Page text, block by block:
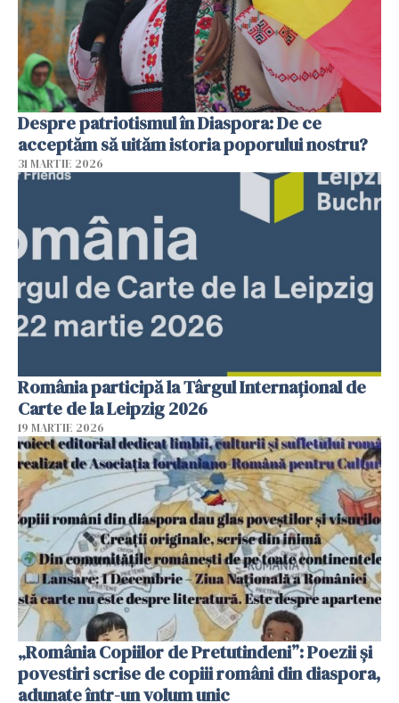
Despre patriotismul în Diaspora: De ce
acceptăm să uităm istoria poporului nostru?
31 MARTIE 2026
România participă la Târgul Internațional de
Carte de la Leipzig 2026
19 MARTIE 2026
„România Copiilor de Pretutindeni”: Poezii și
povestiri scrise de copiii români din diaspora,
adunate într-un volum unic